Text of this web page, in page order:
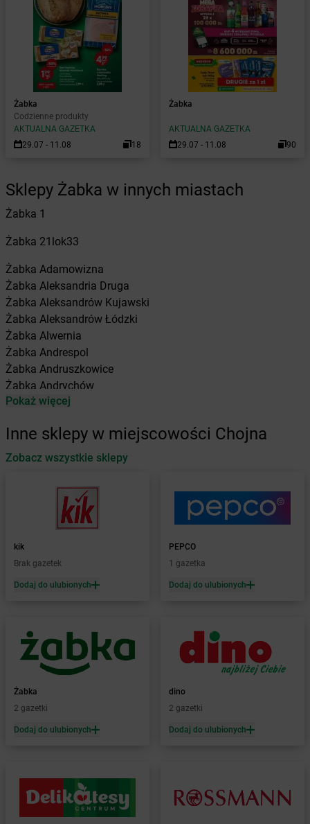
Żabka
Codzienne produkty
AKTUALNA GAZETKA
29.07 - 11.08
18
Żabka
AKTUALNA GAZETKA
29.07 - 11.08
90
Sklepy Żabka w innych miastach
Żabka 1
Żabka 21lok33
Żabka Adamowizna
Żabka Aleksandria Druga
Żabka Aleksandrów Kujawski
Żabka Aleksandrów Łódzki
Żabka Alwernia
Żabka Andrespol
Żabka Andruszkowice
Żabka Andrychów
Żabka Antonie
Żabka Automat
Żabka Babica
Babimost
Baborów
Baboszewo
Żabka
Żabka Bądkowo
Żabka Bąków
Żabka
Baniocha
Żabka Baranowo
Żabka Barcin
Barczewo
Żabka
Żabka Barlinek
Żabka Barniewice
Żabka Baruchowo
Żabka Barwałd Średni
Barwice
Pokaż więcej
Inne sklepy w miejscowości Chojna
Zobacz wszystkie sklepy
kik
Brak gazetek
Dodaj do ulubionych
PEPCO
1 gazetka
Dodaj do ulubionych
Żabka
2 gazetki
Dodaj do ulubionych
dino
2 gazetki
Dodaj do ulubionych